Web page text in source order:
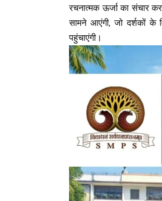
रचनात्मक ऊर्जा का संचार
सामने आएंगी, जो दर्शकों
पहुंचाएंगी।